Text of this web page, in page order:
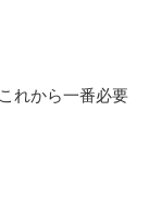
れから一番必要